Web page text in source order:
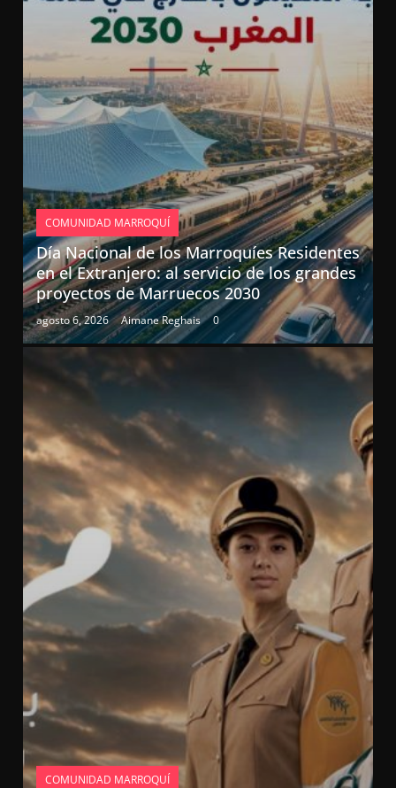
COMUNIDAD MARROQUÍ
Día Nacional de los Marroquíes Residentes
en el Extranjero: al servicio de los grandes
proyectos de Marruecos 2030
agosto 6, 2026 Aimane Reghais 0
COMUNIDAD MARROQUÍ